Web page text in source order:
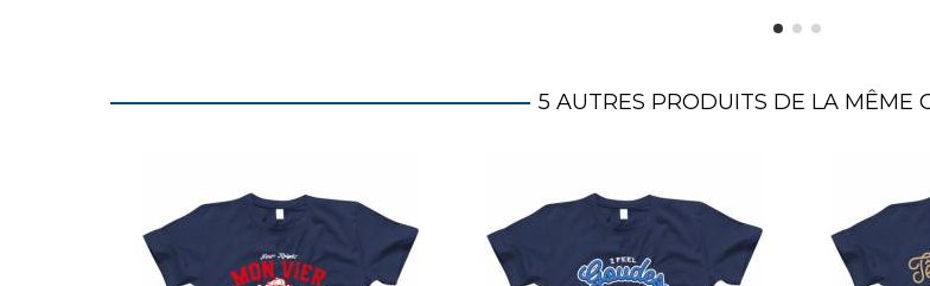
5 AUTRES PRODUITS DE LA MÊME